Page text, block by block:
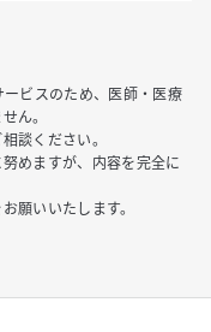
ビスのため、医師・医療
ん。
談ください。
努めますが、内容を完全に
願いいたします。